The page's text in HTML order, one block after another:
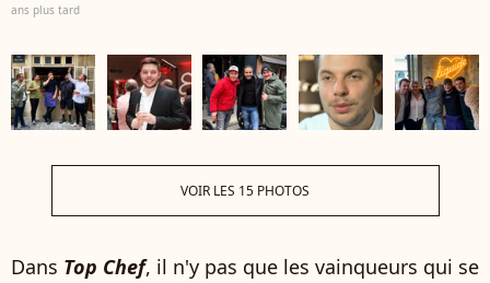
ans plus tard
VOIR LES 15 PHOTOS
Dans Top Chef, il n'y pas que les vainqueurs qui se